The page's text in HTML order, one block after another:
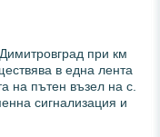
при км
в една лента
на пътен възел на с.
сигнализация и